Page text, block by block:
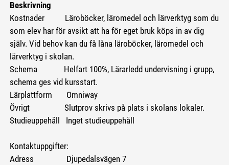
Beskrivning
Kostnader Läroböcker, läromedel och lärverktyg som du
som elev har för avsikt att ha för eget bruk köps in av dig
själv. Vid behov kan du få låna läroböcker, läromedel och
lärverktyg i skolan.
Schema Helfart 100%, Lärarledd undervisning i grupp,
schema ges vid kursstart.
Lärplattform Omniway
Övrigt Slutprov skrivs på plats i skolans lokaler.
Studieuppehåll Inget studieuppehåll
Kontaktuppgifter:
Adress Djupedalsvägen 7